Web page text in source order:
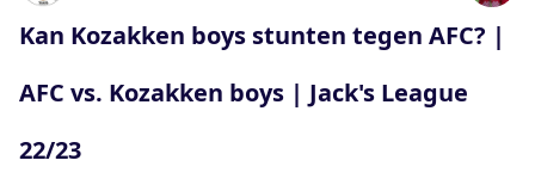
seconds
Kan Kozakken boys stunten tegen AFC? |
AFC vs. Kozakken boys | Jack's League
22/23